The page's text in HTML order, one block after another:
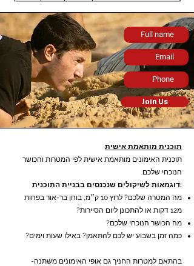
Join Us
תוכנית מותאמת אישית
תוכנית האימונים מותאמת אישית לפי המטרות והכושר
הנוכחי שלכם.
:דוגמאות לשיקולים שנכנסים בבניית התוכנית
מה המטרה שלכם? לרוץ 10 ק״מ, בוחן בר-אור בפחות
מ12 דקות או להתכונן ליום הסיירות?
מה הכושר הנוכחי שלכם?
כמה זמן בשבוע יש לכם להתאמן? באילו שעות וימים?
בהתאם למטרות החניך גם אופי האימונים משתנה-